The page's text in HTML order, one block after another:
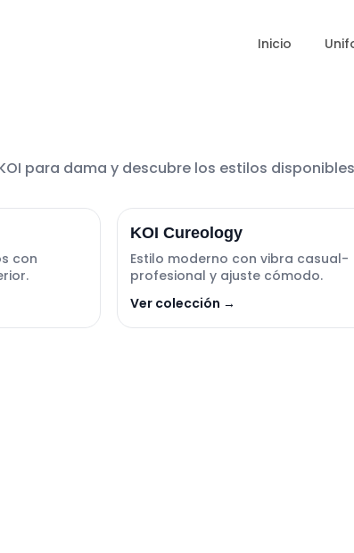
Inicio
para dama y descubre los estilos
con
KOI Cureology
Estilo moderno con vibra casual-
profesional y ajuste cómodo.
Ver colección →